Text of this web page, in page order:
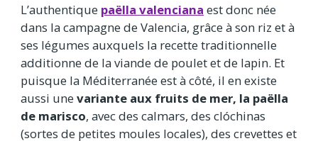
L’authentique paëlla valenciana est donc née
dans la campagne de Valencia, grâce à son riz et à
ses légumes auxquels la recette traditionnelle
additionne de la viande de poulet et de lapin. Et
puisque la Méditerranée est à côté, il en existe
aussi une variante aux fruits de mer, la paëlla
de marisco, avec des calmars, des clóchinas
(sortes de petites moules locales), des crevettes et